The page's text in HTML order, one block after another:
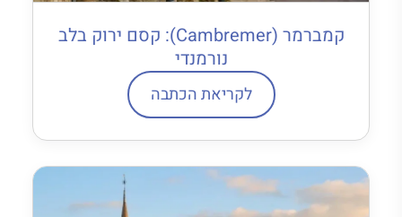
קמברמר (Cambremer): קסם ירוק בלב
נורמנדי
לקריאת הכתבה